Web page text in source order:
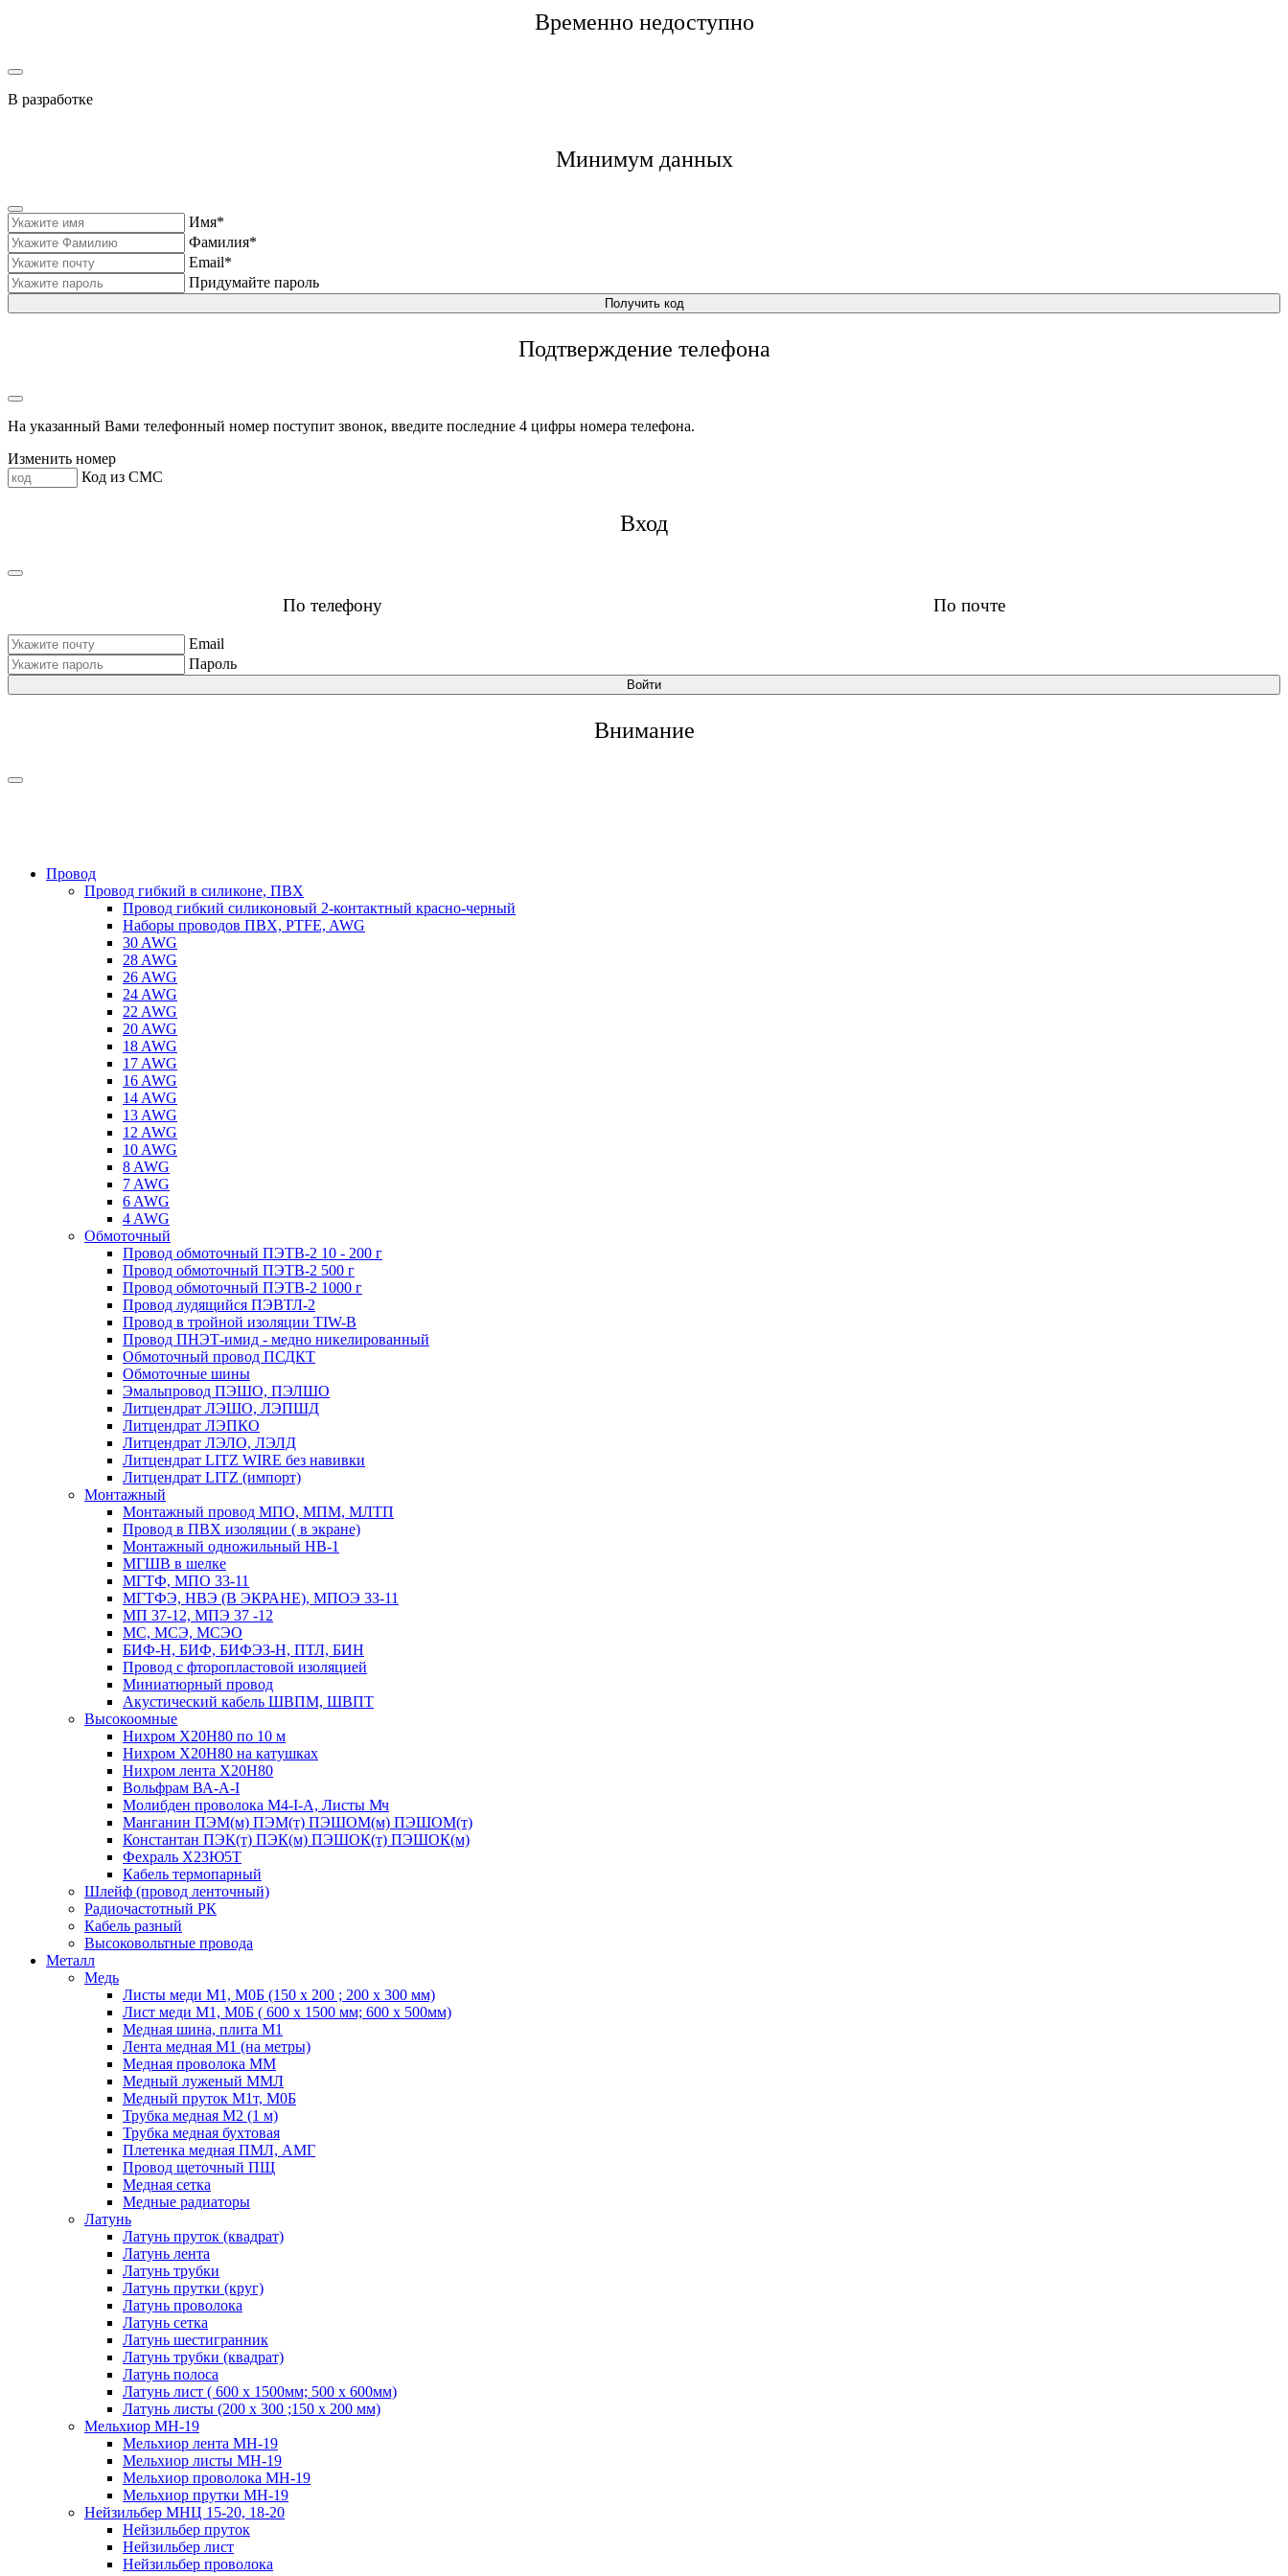
Временно недоступно
В разработке
Минимум данных
Имя*
Фамилия*
Email*
Придумайте пароль
Получить код
Подтверждение телефона
На указанный Вами телефонный номер поступит звонок, введите последние 4 цифры номера телефона.
Изменить номер
Код из СМС
Вход
По телефону По почте
Email
Пароль
Войти
Внимание
Провод
Провод гибкий в силиконе, ПВХ
Провод гибкий силиконовый 2-контактный красно-черный
Наборы проводов ПВХ, PTFE, AWG
30 AWG
28 AWG
26 AWG
24 AWG
22 AWG
20 AWG
18 AWG
17 AWG
16 AWG
14 AWG
13 AWG
12 AWG
10 AWG
8 AWG
7 AWG
6 AWG
4 AWG
Обмоточный
Провод обмоточный ПЭТВ-2 10 - 200 г
Провод обмоточный ПЭТВ-2 500 г
Провод обмоточный ПЭТВ-2 1000 г
Провод лудящийся ПЭВТЛ-2
Провод в тройной изоляции TIW-B
Провод ПНЭТ-имид - медно никелированный
Обмоточный провод ПСДКТ
Обмоточные шины
Эмальпровод ПЭШО, ПЭЛШО
Литцендрат ЛЭШО, ЛЭПШД
Литцендрат ЛЭПКО
Литцендрат ЛЭЛО, ЛЭЛД
Литцендрат LITZ WIRE без навивки
Литцендрат LITZ (импорт)
Монтажный
Монтажный провод МПО, МПМ, МЛТП
Провод в ПВХ изоляции ( в экране)
Монтажный одножильный HB-1
МГШВ в шелке
МГТФ, МПО 33-11
МГТФЭ, НВЭ (В ЭКРАНЕ), МПОЭ 33-11
МП 37-12, МПЭ 37 -12
МС, МСЭ, МСЭО
БИФ-Н, БИФ, БИФЭЗ-Н, ПТЛ, БИН
Провод с фторопластовой изоляцией
Миниатюрный провод
Акустический кабель ШВПМ, ШВПТ
Высокоомные
Нихром Х20Н80 по 10 м
Нихром Х20Н80 на катушках
Нихром лента Х20Н80
Вольфрам ВА-А-I
Молибден проволока М4-I-А, Листы Мч
Манганин ПЭМ(м) ПЭМ(т) ПЭШОМ(м) ПЭШОМ(т)
Константан ПЭК(т) ПЭК(м) ПЭШОК(т) ПЭШОК(м)
Фехраль Х23Ю5Т
Кабель термопарный
Шлейф (провод ленточный)
Радиочастотный РК
Кабель разный
Высоковольтные провода
Металл
Медь
Листы меди М1, М0Б (150 х 200 ; 200 х 300 мм)
Лист меди М1, М0Б ( 600 х 1500 мм; 600 х 500мм)
Медная шина, плита М1
Лента медная М1 (на метры)
Медная проволока ММ
Медный луженый ММЛ
Медный пруток М1т, М0Б
Трубка медная М2 (1 м)
Трубка медная бухтовая
Плетенка медная ПМЛ, АМГ
Провод щеточный ПЩ
Медная сетка
Медные радиаторы
Латунь
Латунь пруток (квадрат)
Латунь лента
Латунь трубки
Латунь прутки (круг)
Латунь проволока
Латунь сетка
Латунь шестигранник
Латунь трубки (квадрат)
Латунь полоса
Латунь лист ( 600 х 1500мм; 500 х 600мм)
Латунь листы (200 х 300 ;150 х 200 мм)
Мельхиор МН-19
Мельхиор лента МН-19
Мельхиор листы МН-19
Мельхиор проволока МН-19
Мельхиор прутки МН-19
Нейзильбер МНЦ 15-20, 18-20
Нейзильбер пруток
Нейзильбер лист
Нейзильбер проволока